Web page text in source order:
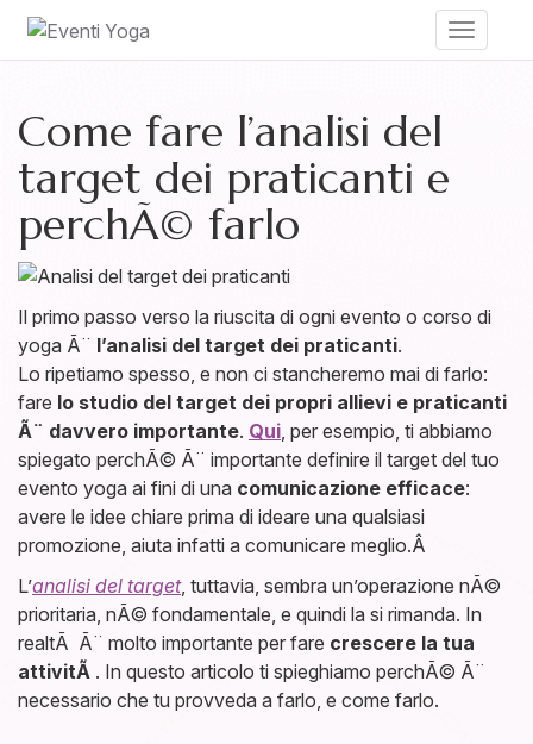
Toggle
Come fare l’analisi del
target dei praticanti e
perchÃ© farlo
Il primo passo verso la riuscita di ogni evento o corso di
yoga Ã¨ l’analisi del target dei praticanti.
Lo ripetiamo spesso, e non ci stancheremo mai di farlo:
fare lo studio del target dei propri allievi e praticanti
Ã¨ davvero importante. Qui , per esempio, ti abbiamo
spiegato perchÃ© Ã¨ importante definire il target del tuo
evento yoga ai fini di una comunicazione efficace:
avere le idee chiare prima di ideare una qualsiasi
promozione, aiuta infatti a comunicare meglio.Â
L’analisi del target, tuttavia, sembra un’operazione nÃ©
prioritaria, nÃ© fondamentale, e quindi la si rimanda. In
realtÃ Ã¨ molto importante per fare crescere la tua
attivitÃ . In questo articolo ti spieghiamo perchÃ© Ã¨
necessario che tu provveda a farlo, e come farlo.